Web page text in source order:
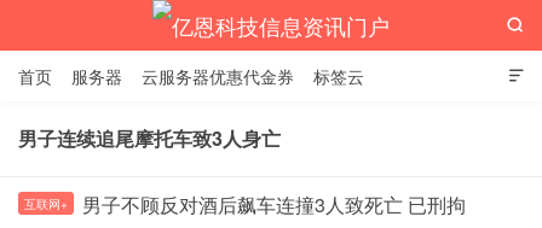
亿恩科技信息资讯门户

首页 服务器 云服务器优惠代金券 标签云

男子连续追尾摩托车致3人身亡
互联网+ 男子不顾反对酒后飙车连撞3人致死亡 已刑拘